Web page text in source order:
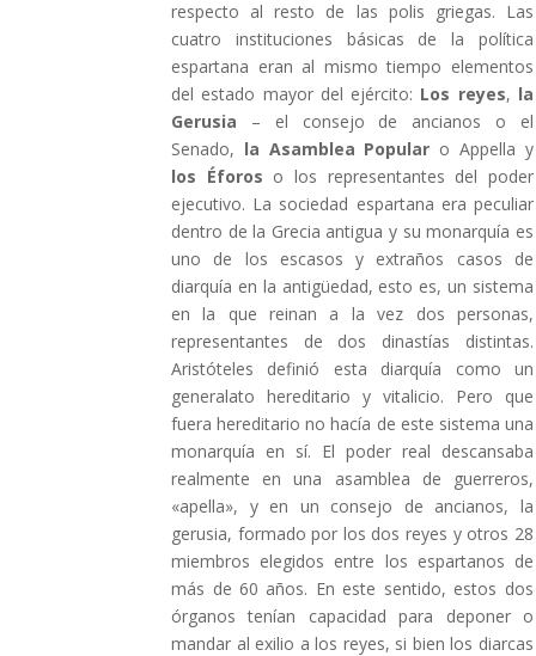
respecto al resto de las polis griegas. Las
cuatro instituciones básicas de la política
espartana eran al mismo tiempo elementos
del estado mayor del ejército: Los reyes, la
Gerusia – el consejo de ancianos o el
Senado, la Asamblea Popular o Appella y
los Éforos o los representantes del poder
ejecutivo. La sociedad espartana era peculiar
dentro de la Grecia antigua y su monarquía es
uno de los escasos y extraños casos de
diarquía en la antigüedad, esto es, un sistema
en la que reinan a la vez dos personas,
representantes de dos dinastías distintas.
Aristóteles definió esta diarquía como un
generalato hereditario y vitalicio. Pero que
fuera hereditario no hacía de este sistema una
monarquía en sí. El poder real descansaba
realmente en una asamblea de guerreros,
«apella», y en un consejo de ancianos, la
gerusia, formado por los dos reyes y otros 28
miembros elegidos entre los espartanos de
más de 60 años. En este sentido, estos dos
órganos tenían capacidad para deponer o
mandar al exilio a los reyes, si bien los diarcas